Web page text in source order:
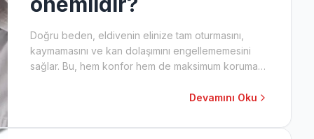
Doğru beden, eldivenin elinize tam oturmasını,
kaymamasını ve kan dolaşımını engellememesini
sağlar. Bu, hem konfor hem de maksimum koruma
riskini artırabilir ve performansı olumsuzDevamını Oku